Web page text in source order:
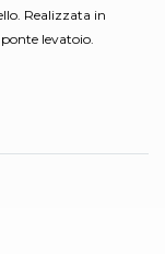
Realizzata in
levatoio.